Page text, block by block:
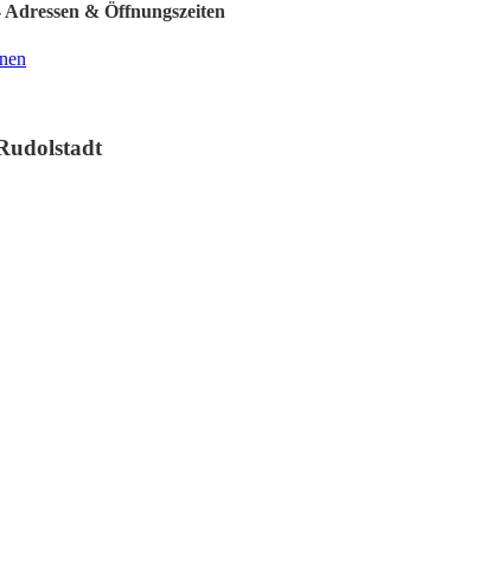
& Öffnungszeiten